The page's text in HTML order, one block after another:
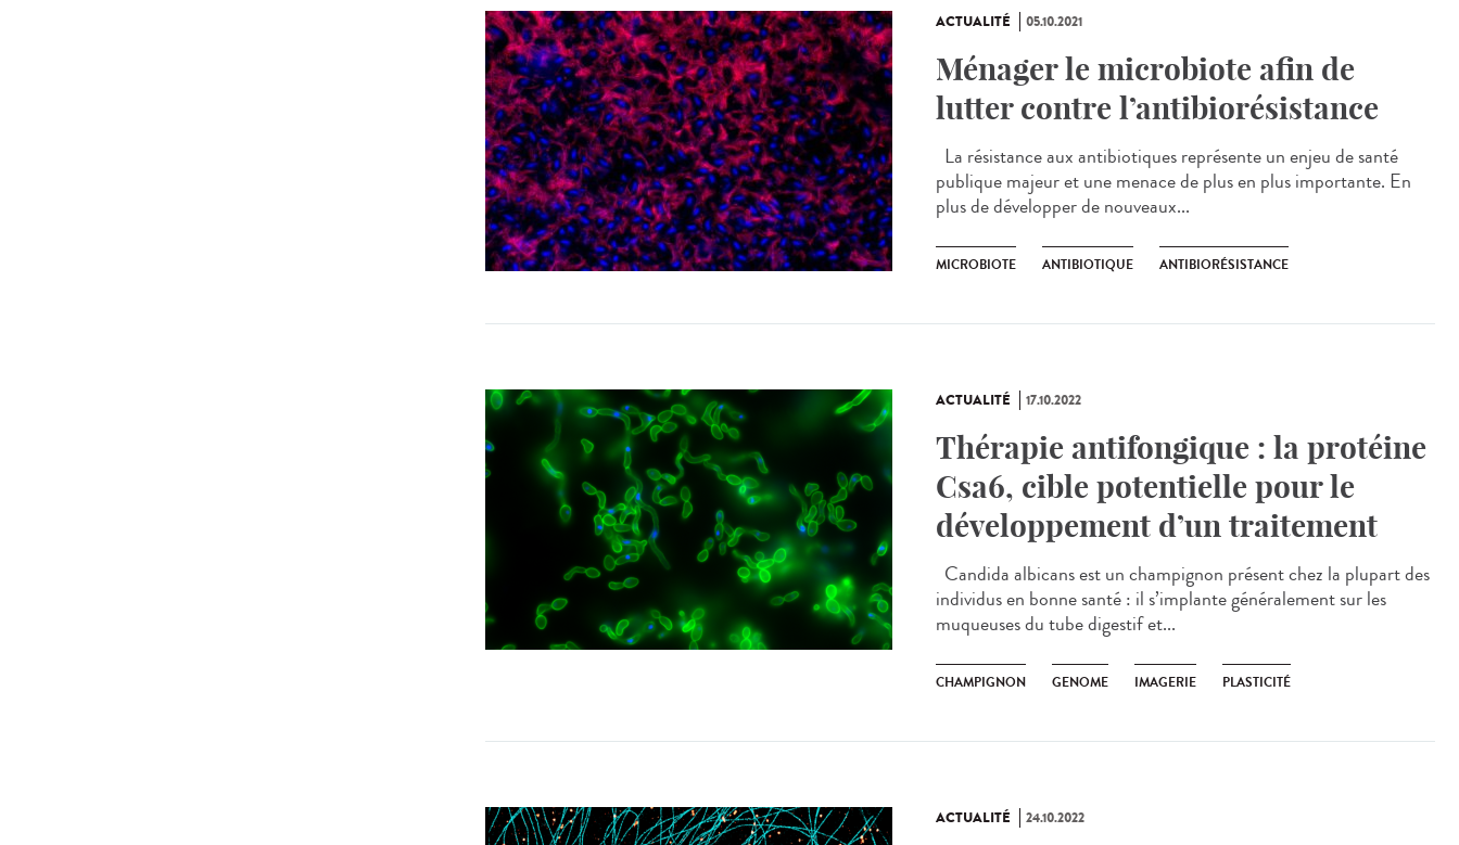
ACTUALITÉ 05.10.2021
Ménager le microbiote afin de
lutter contre l’antibiorésistance
La résistance aux antibiotiques représente un enjeu de santé
publique majeur et une menace de plus en plus importante. En
plus de développer de nouveaux...
MICROBIOTE ANTIBIOTIQUE ANTIBIORÉSISTANCE
ACTUALITÉ 17.10.2022
Thérapie antifongique : la protéine
Csa6, cible potentielle pour le
développement d’un traitement
Candida albicans est un champignon présent chez la plupart des
individus en bonne santé : il s’implante généralement sur les
muqueuses du tube digestif et...
CHAMPIGNON GENOME IMAGERIE PLASTICITÉ
ACTUALITÉ 24.10.2022